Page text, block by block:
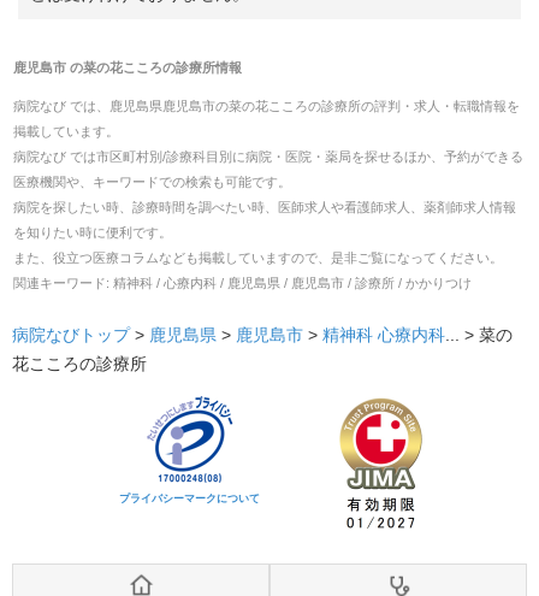
鹿児島市の菜の花こころの診療所情報
病院なび では、 鹿児島県 鹿児島市の菜の花こころの診療所の評判・求人・転職情報を
掲載しています。
病院なび では市区町村別/診療科目別に病院・医院・薬局を探せるほか、予約ができる
医療機関や、キーワードでの検索も可能です。
病院を探したい時、診療時間を調べたい時、医師求人や看護師求人、薬剤師求人情報
を知りたい時に便利です。
また、役立つ医療コラムなども掲載していますので、是非ご覧になってください。
関連キーワード: 精神科 / 心療内科 / 鹿児島県 / 鹿児島市 / 診療所 / かかりつけ
病院なびトップ > 鹿児島県 > 鹿児島市 > 精神科 心療内科... > 菜の
花こころの診療所
プライバシーマークについて